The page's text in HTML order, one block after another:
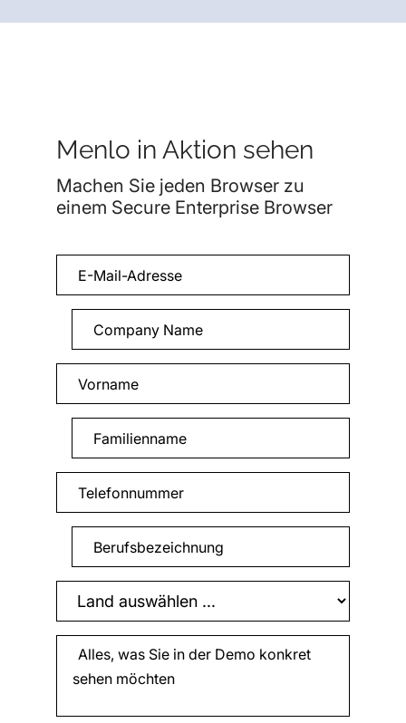
Menlo in Aktion sehen
Machen Sie jeden Browser zu
einem Secure Enterprise Browser